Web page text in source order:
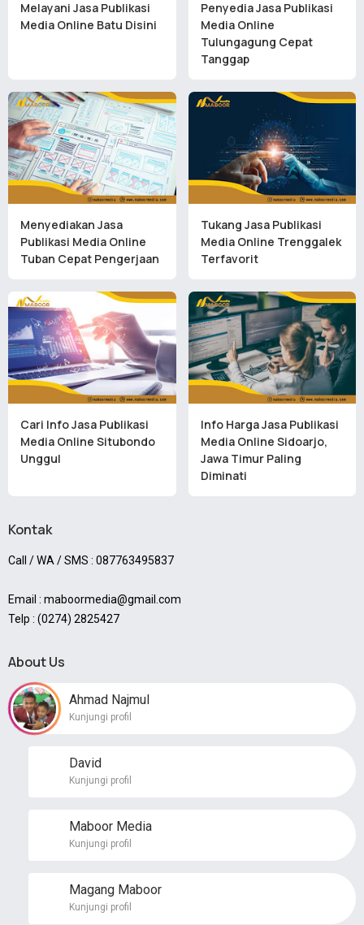
Melayani Jasa Publikasi
Media Online Batu Disini
Penyedia Jasa Publikasi
Media Online
Tulungagung Cepat
Tanggap
Menyediakan Jasa
Publikasi Media Online
Tuban Cepat Pengerjaan
Tukang Jasa Publikasi
Media Online Trenggalek
Terfavorit
Cari Info Jasa Publikasi
Media Online Situbondo
Unggul
Info Harga Jasa Publikasi
Media Online Sidoarjo,
Jawa Timur Paling
Diminati
Kontak
Call / WA / SMS : 087763495837
Email : maboormedia@gmail.com
Telp : (0274) 2825427
About Us
Ahmad Najmul
Kunjungi profil
David
Kunjungi profil
Maboor Media
Kunjungi profil
Magang Maboor
Kunjungi profil